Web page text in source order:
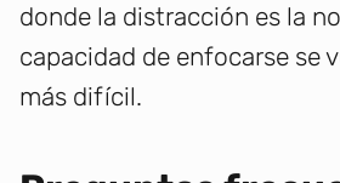
donde la distracción es la
capacidad de enfocarse se
más difícil.